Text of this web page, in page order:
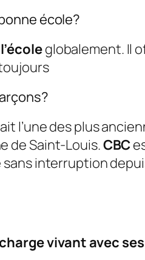
école?
l’écoleglobalement. Il
l’une des plus
de Saint-Louis.CBC
interruption
vivant avec